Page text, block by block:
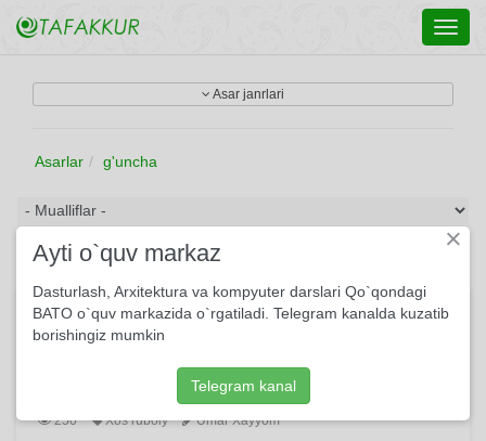
Asar janrlari
Asarlar g'uncha
Gul bag’rini nasim tildi – to’kildi...
Gul bag’rini nasim tildi – to’kildi, Saboga hikoyat qildi – to’kildi.
250 Xos ruboiy
Umar Xayyom
×
Ayti o`quv markaz
Dasturlash, Arxitektura va kompyuter darslari Qo`qondagi
BATO o`quv markazida o`rgatiladi. Telegram kanalda kuzatib
borishingiz mumkin
Telegram kanal